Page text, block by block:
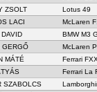
ZSOLT
Lotus 49
LACI
McLaren
BMW M3
GERGŐ
McLaren
MÁTÉ
Ferrari
Ferrari La
SZABOLCS